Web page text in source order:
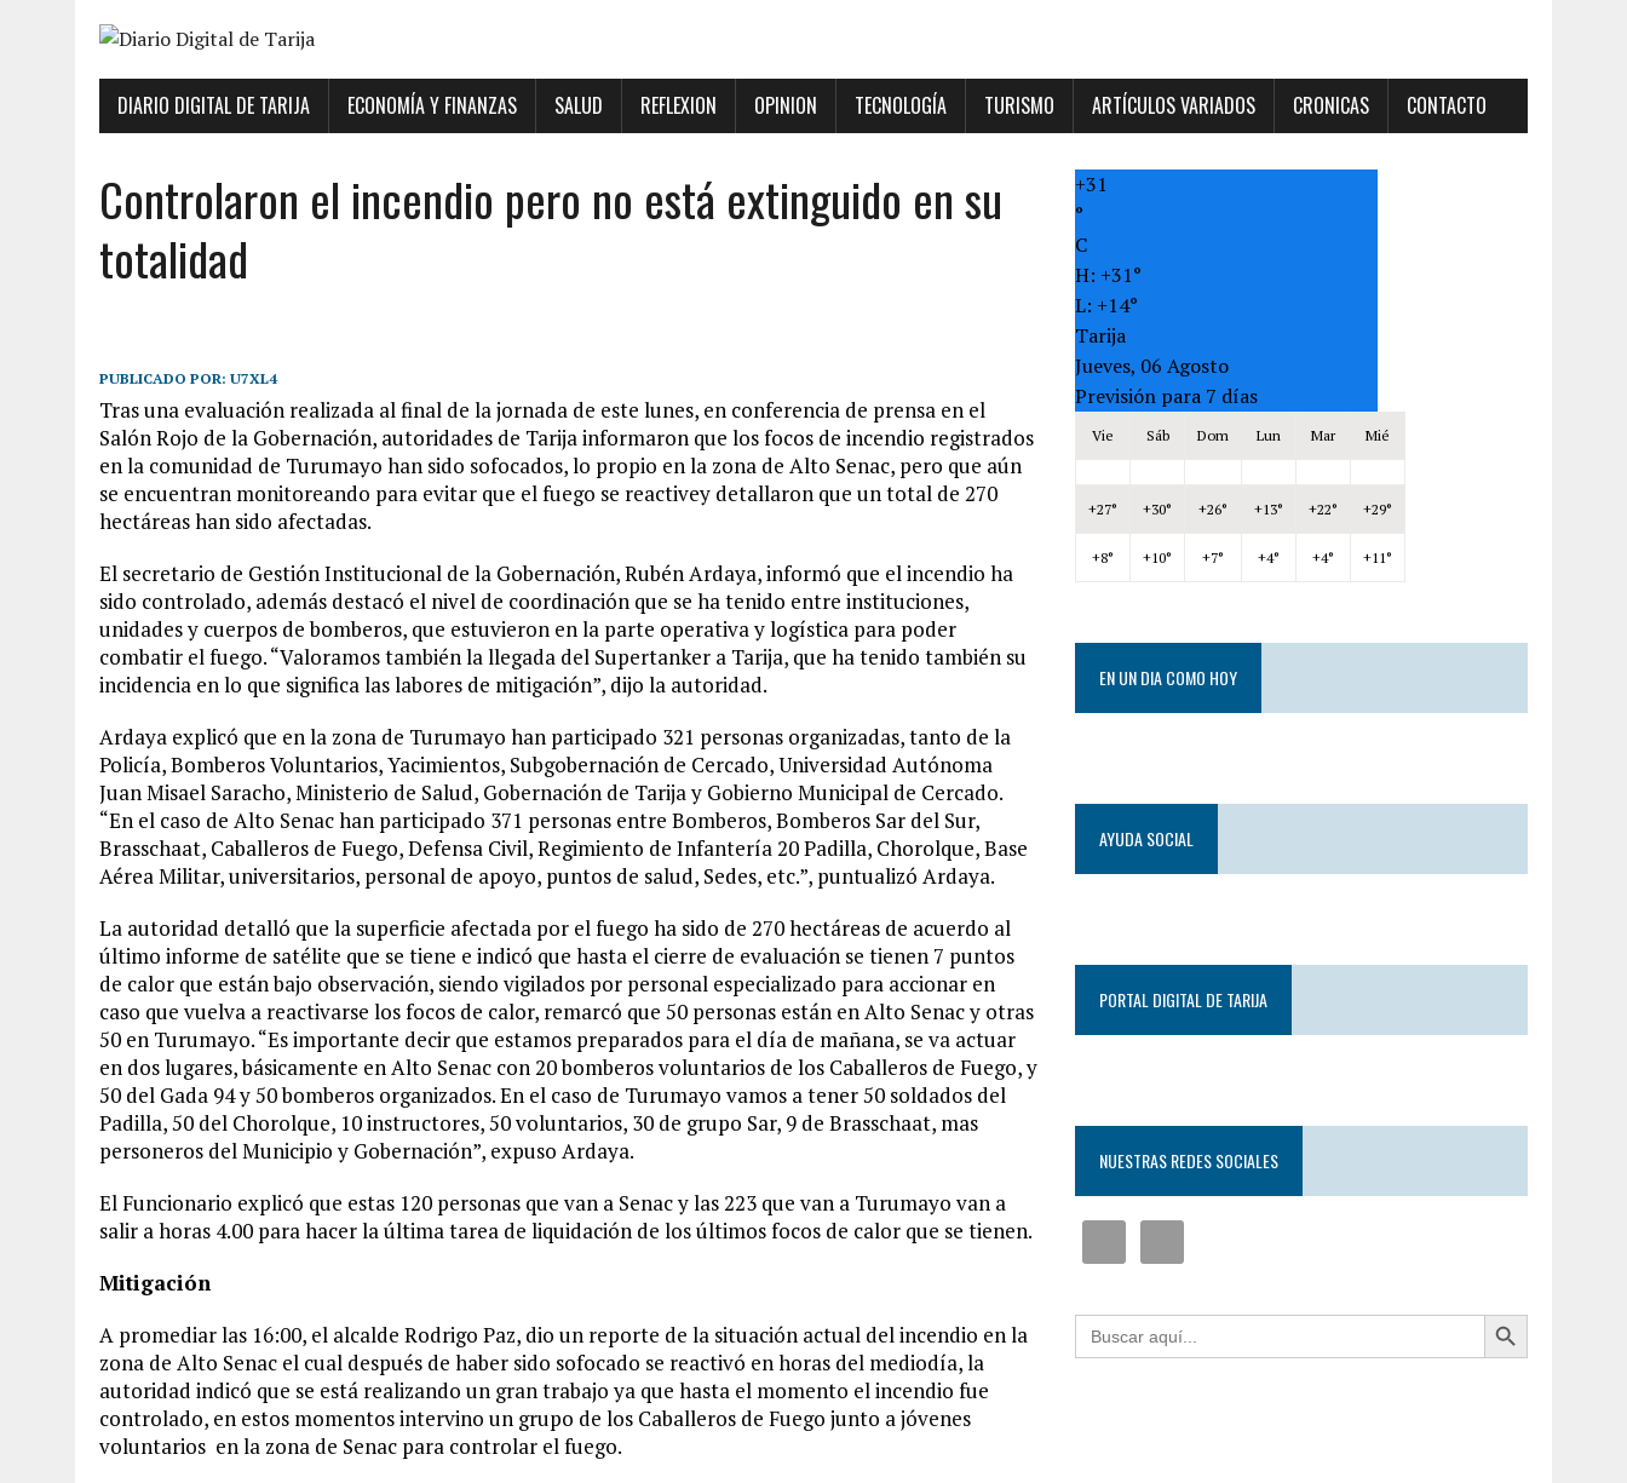
DIARIO DIGITAL DE TARIJA ECONOMÍA Y FINANZAS SALUD REFLEXION OPINION TECNOLOGÍA TURISMO ARTÍCULOS VARIADOS CRONICAS CONTACTO
Controlaron el incendio pero no está extinguido en su
totalidad
PUBLICADO POR: U7XL4
Tras una evaluación realizada al final de la jornada de este lunes, en conferencia de prensa en el
Salón Rojo de la Gobernación, autoridades de Tarija informaron que los focos de incendio registrados
en la comunidad de Turumayo han sido sofocados, lo propio en la zona de Alto Senac, pero que aún
se encuentran monitoreando para evitar que el fuego se reactivey detallaron que un total de 270
hectáreas han sido afectadas.
El secretario de Gestión Institucional de la Gobernación, Rubén Ardaya, informó que el incendio ha
sido controlado, además destacó el nivel de coordinación que se ha tenido entre instituciones,
unidades y cuerpos de bomberos, que estuvieron en la parte operativa y logística para poder
combatir el fuego. “Valoramos también la llegada del Supertanker a Tarija, que ha tenido también su
incidencia en lo que significa las labores de mitigación”, dijo la autoridad.
Ardaya explicó que en la zona de Turumayo han participado 321 personas organizadas, tanto de la
Policía, Bomberos Voluntarios, Yacimientos, Subgobernación de Cercado, Universidad Autónoma
Juan Misael Saracho, Ministerio de Salud, Gobernación de Tarija y Gobierno Municipal de Cercado.
“En el caso de Alto Senac han participado 371 personas entre Bomberos, Bomberos Sar del Sur,
Brasschaat, Caballeros de Fuego, Defensa Civil, Regimiento de Infantería 20 Padilla, Chorolque, Base
Aérea Militar, universitarios, personal de apoyo, puntos de salud, Sedes, etc.”, puntualizó Ardaya.
La autoridad detalló que la superficie afectada por el fuego ha sido de 270 hectáreas de acuerdo al
último informe de satélite que se tiene e indicó que hasta el cierre de evaluación se tienen 7 puntos
de calor que están bajo observación, siendo vigilados por personal especializado para accionar en
caso que vuelva a reactivarse los focos de calor, remarcó que 50 personas están en Alto Senac y otras
50 en Turumayo. “Es importante decir que estamos preparados para el día de mañana, se va actuar
en dos lugares, básicamente en Alto Senac con 20 bomberos voluntarios de los Caballeros de Fuego, y
50 del Gada 94 y 50 bomberos organizados. En el caso de Turumayo vamos a tener 50 soldados del
Padilla, 50 del Chorolque, 10 instructores, 50 voluntarios, 30 de grupo Sar, 9 de Brasschaat, mas
personeros del Municipio y Gobernación”, expuso Ardaya.
El Funcionario explicó que estas 120 personas que van a Senac y las 223 que van a Turumayo van a
salir a horas 4.00 para hacer la última tarea de liquidación de los últimos focos de calor que se tienen.
Mitigación
A promediar las 16:00, el alcalde Rodrigo Paz, dio un reporte de la situación actual del incendio en la
zona de Alto Senac el cual después de haber sido sofocado se reactivó en horas del mediodía, la
autoridad indicó que se está realizando un gran trabajo ya que hasta el momento el incendio fue
controlado, en estos momentos intervino un grupo de los Caballeros de Fuego junto a jóvenes
voluntarios en la zona de Senac para controlar el fuego.
+31
°
C
H: +31°
L: +14°
Tarija
Jueves, 06 Agosto
Previsión para 7 días
Vie Sáb Dom Lun Mar Mié
+27° +30° +26° +13° +22° +29°
+8° +10° +7° +4° +4° +11°
EN UN DIA COMO HOY
AYUDA SOCIAL
PORTAL DIGITAL DE TARIJA
NUESTRAS REDES SOCIALES
Buscar: Botón de búsqueda